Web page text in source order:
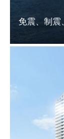
免震、制震